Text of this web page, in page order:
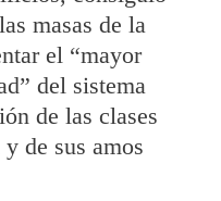
masas de la
el “mayor
del sistema
de las clases
de sus amos